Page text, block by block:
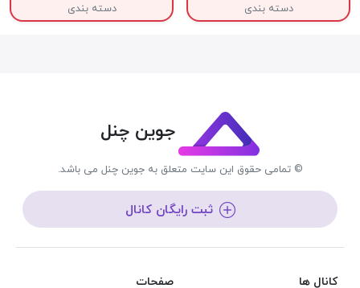
دسته بندی
دسته بندی
جوین چنل
© تمامی حقوق این سایت متعلق به جوین چنل می باشد.
ثبت رایگان کانال
کانال ها صفحات